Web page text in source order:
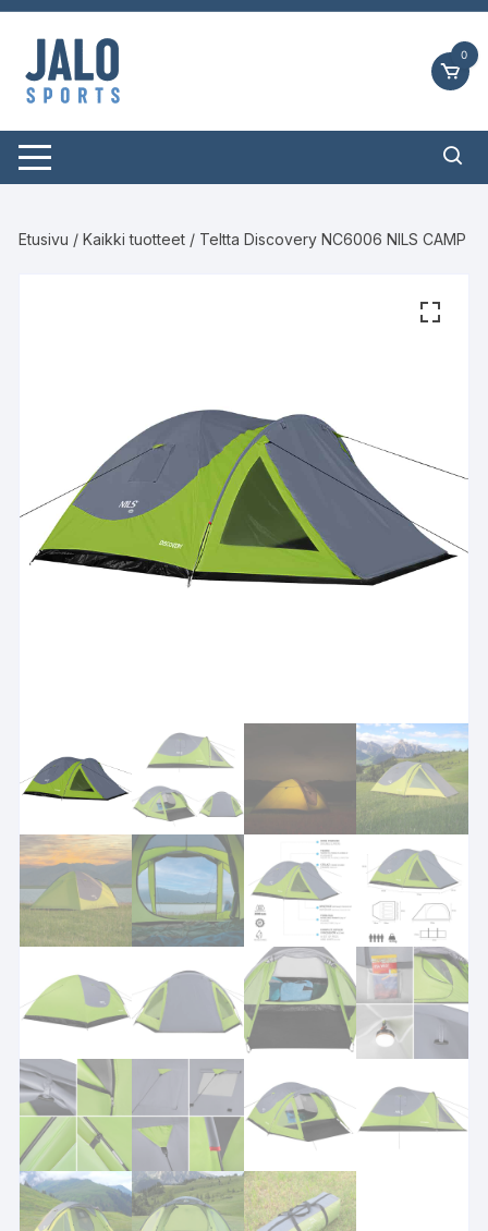
Siirry
suoraan
sisältöön
0
Etusivu /Kaikki tuotteet / Teltta Discovery NC6006 NILS CAMP